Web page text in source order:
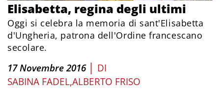
Elisabetta, regina degli ultimi
Oggi si celebra la memoria di sant'Elisabetta
d'Ungheria, patrona dell'Ordine francescano
secolare.
17 Novembre 2016 | DI
SABINA FADELALBERTO FRISO